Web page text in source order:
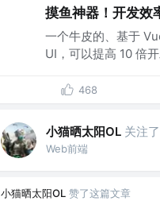
摸鱼神器！开发效
一个牛皮的、基于
UI，可以提高 10 倍
468
小猫晒太阳OL 关注了
Web前端
小猫晒太阳OL 赞了这篇文章